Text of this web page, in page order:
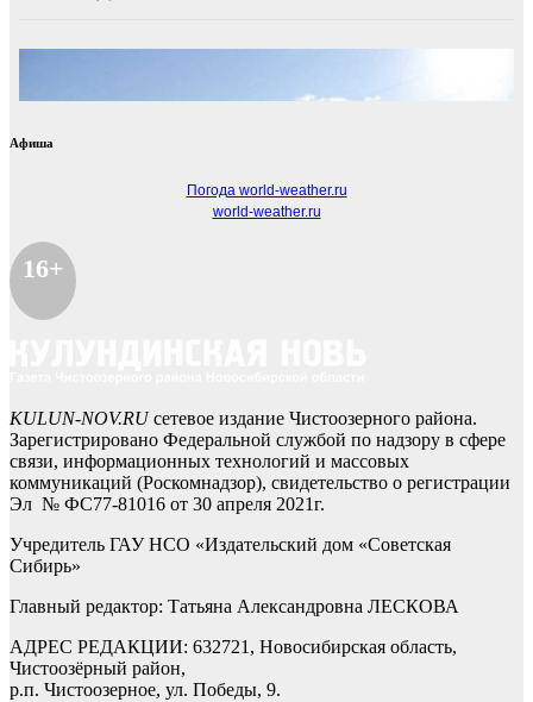
Афиша
Погода world-weather.ru
world-weather.ru
16+
KULUN-NOV.RUсетевое издание Чистоозерного района.
Зарегистрировано Федеральной службой по надзору в сфере
связи, информационных технологий и массовых
коммуникаций (Роскомнадзор), свидетельство о регистрации
Эл № ФС77-81016 от 30 апреля 2021г.
Учредитель ГАУ НСО «Издательский дом «Советская
Сибирь»
Главный редактор: Татьяна Александровна ЛЕСКОВА
АДРЕС РЕДАКЦИИ: 632721, Новосибирская область,
Чистоозёрный район,
р.п. Чистоозерное, ул. Победы, 9.